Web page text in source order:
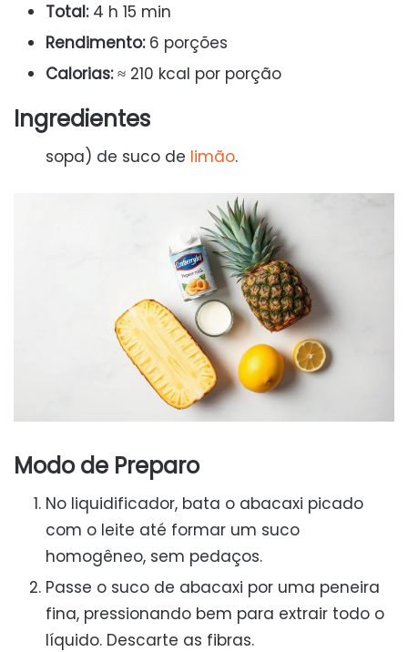
Total:4 h 15 min
Rendimento:6 porções
Calorias:≈ 210 kcal por porção
Ingredientes
sopa) de suco de limão.
Modo de Preparo
No liquidificador, bata o abacaxi picado
com o leite até formar um suco
homogêneo, sem pedaços.
Passe o suco de abacaxi por uma peneira
fina, pressionando bem para extrair todo o
líquido. Descarte as fibras.